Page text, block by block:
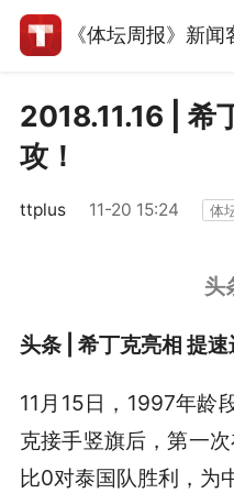
《体坛周报》新闻
2018.11.16 | 希
攻！
ttplus 11-20 15:24 体
头
头条 | 希丁克亮相 提速
11月15日，1997年龄
克接手竖旗后，第一
比0对泰国队胜利，为